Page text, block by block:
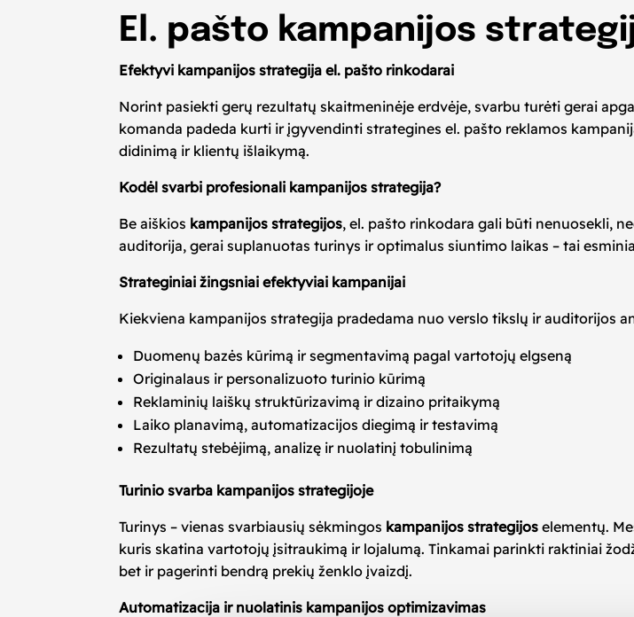
El. pašto kampanijos
Efektyvi kampanijos strategija el. pašto rinkodarai
Norint pasiekti gerų rezultatų skaitmeninėje erdvėje, svarbu turėti gerai
komanda padeda kurti ir įgyvendinti strategines el. pašto reklamos
didinimą ir klientų išlaikymą.
Kodėl svarbi profesionali kampanijos strategija?
Be aiškios kampanijos strategijos, el. pašto rinkodara gali būti nenuosekli,
auditorija, gerai suplanuotas turinys ir optimalus siuntimo laikas – tai
Strateginiai žingsniai efektyviai kampanijai
Kiekviena kampanijos strategija pradedama nuo verslo tikslų ir auditorijos
Duomenų bazės kūrimą ir segmentavimą pagal vartotojų elgseną
Originalaus ir personalizuoto turinio kūrimą
Reklaminių laiškų struktūrizavimą ir dizaino pritaikymą
Laiko planavimą, automatizacijos diegimą ir testavimą
Rezultatų stebėjimą, analizę ir nuolatinį tobulinimą
Turinio svarba kampanijos strategijoje
Turinys – vienas svarbiausių sėkmingos kampanijos strategijos elementų.
kuris skatina vartotojų įsitraukimą ir lojalumą. Tinkamai parinkti raktiniai
bet ir pagerinti bendrą prekių ženklo įvaizdį.
Automatizacija ir nuolatinis kampanijos optimizavimas